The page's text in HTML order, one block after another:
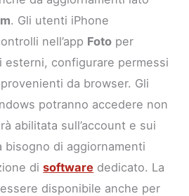
. Gli utenti iPhone
nell’app Foto per
esterni, configurare permessi
da browser. Gli
potranno accedere non
abilitata sull’account e sui
bisogno di aggiornamenti
disoftware dedicato. La
disponibile anche per